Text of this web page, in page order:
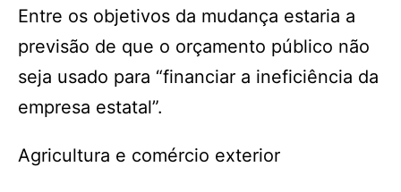
Entre os objetivos da mudança estaria a
previsão de que o orçamento público não
seja usado para “financiar a ineficiência da
empresa estatal”.
Agricultura e comércio exterior